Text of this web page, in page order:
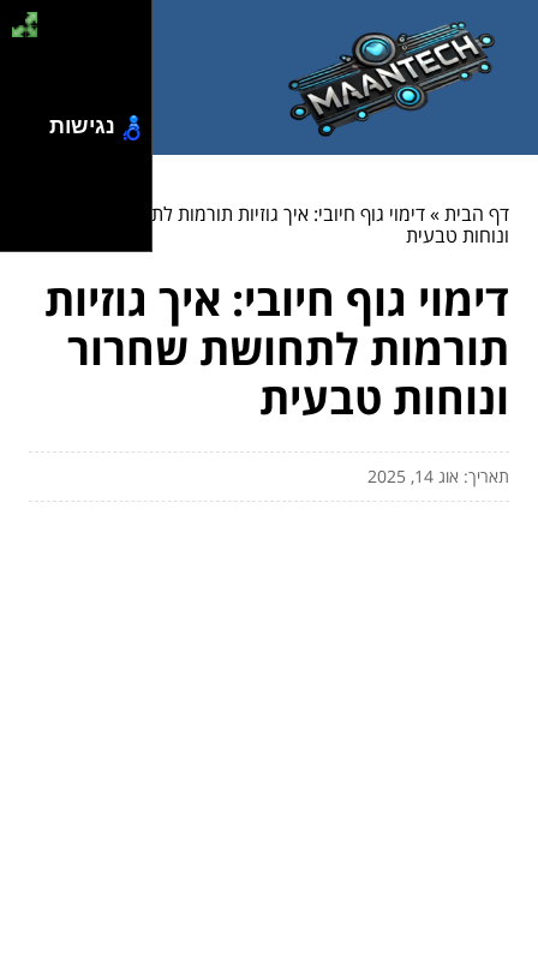
דף הבית»דימוי גוף חיובי: איך גוזיות תורמות לתחושת שחרור
ונוחות טבעית
דימוי גוף חיובי: איך גוזיות
תורמות לתחושת שחרור
ונוחות טבעית
תאריך: אוג 14, 2025
נגישות